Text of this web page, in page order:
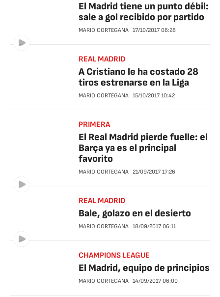
El Madrid tiene un punto débil:
sale a gol recibido por partido
MARIO CORTEGANA 17/10/2017 06:28
REAL MADRID
A Cristiano le ha costado 28
tiros estrenarse en la Liga
MARIO CORTEGANA 15/10/2017 10:42
PRIMERA
El Real Madrid pierde fuelle: el
Barça ya es el principal
favorito
MARIO CORTEGANA 21/09/2017 17:26
REAL MADRID
Bale, golazo en el desierto
MARIO CORTEGANA 18/09/2017 06:11
CHAMPIONS LEAGUE
El Madrid, equipo de principios
MARIO CORTEGANA 14/09/2017 06:09